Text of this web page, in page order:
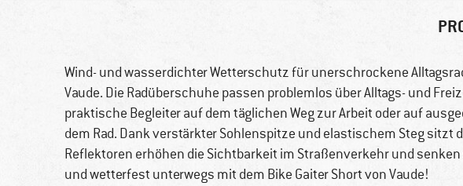
Wind- und wasserdichter Wetterschutz für unerschrockene
Vaude. Die Radüberschuhe passen problemlos über Alltags- und
praktische Begleiter auf dem täglichen Weg zur Arbeit oder auf
dem Rad. Dank verstärkter Sohlenspitze und elastischem Steg sitzt
Reflektoren erhöhen die Sichtbarkeit im Straßenverkehr und senken
und wetterfest unterwegs mit dem Bike Gaiter Short von Vaude!